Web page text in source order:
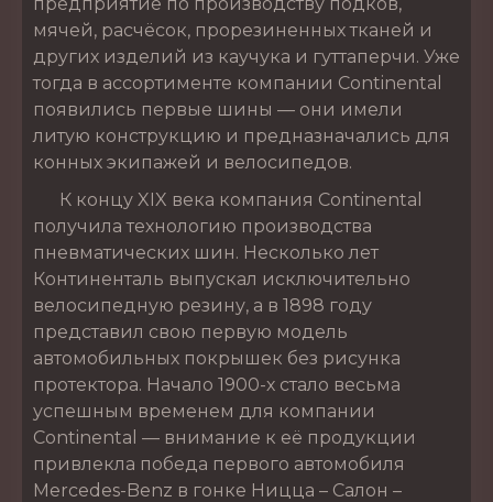
мячей, расчёсок, прорезиненных тканей и
других изделий из каучука и гуттаперчи. Уже
тогда в ассортименте компании Continental
появились первые шины — они имели
литую конструкцию и предназначались для
конных экипажей и велосипедов.
К концу XIX века компания Continental
получила технологию производства
пневматических шин. Несколько лет
Континенталь выпускал исключительно
велосипедную резину, а в 1898 году
представил свою первую модель
автомобильных покрышек без рисунка
протектора. Начало 1900-х стало весьма
успешным временем для компании
Continental — внимание к её продукции
привлекла победа первого автомобиля
Mercedes-Benz в гонке Ницца – Салон –